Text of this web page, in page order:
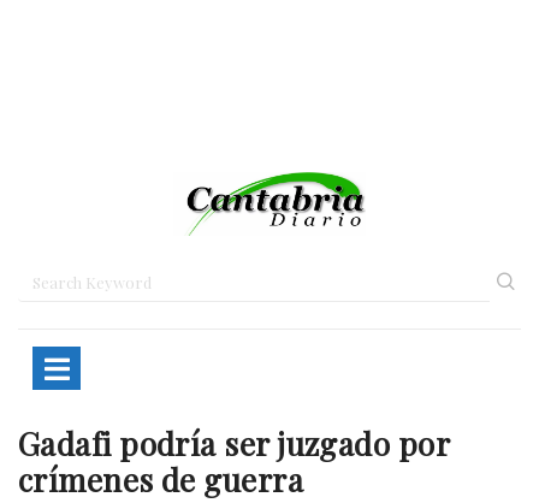
Home Mundo Gadafi podría ser…
Gadafi podría ser juzgado por
crímenes de guerra